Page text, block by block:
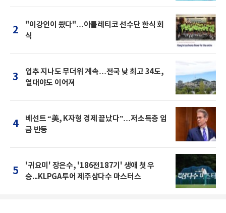
2
"이강인이 쐈다"…아틀레티코 선수단 한식 회
식
3
입추 지나도 무더위 계속…전국 낮 최고 34도,
열대야도 이어져
4
베선트 “美, K자형 경제 끝났다”…저소득층 임
금 반등
5
'귀요미' 장은수, '186전187기' 생애 첫 우
승...KLPGA투어 제주삼다수 마스터스